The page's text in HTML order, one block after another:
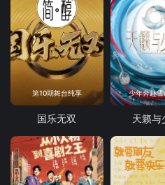
第10期舞台纯享
国乐无双
少年奔赴
天籁与